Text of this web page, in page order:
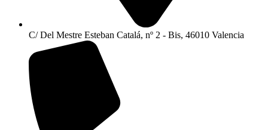
C/ Del Mestre Esteban Catalá, nº 2 - Bis, 46010 Valencia